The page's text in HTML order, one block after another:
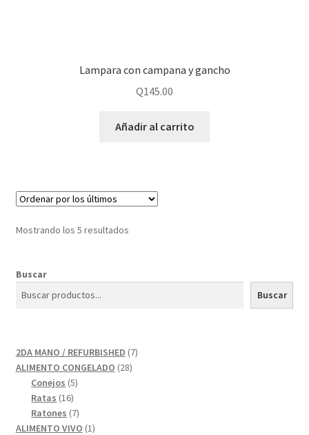
Lampara con campana y gancho
Q145.00
Añadir al carrito
Mostrando los 5 resultados
Buscar
Buscar
2DA MANO / REFURBISHED 77
ALIMENTO CONGELADO 2828
Conejos 55
Ratas 1616
productos
Ratones 77
productos
ALIMENTO VIVO 11